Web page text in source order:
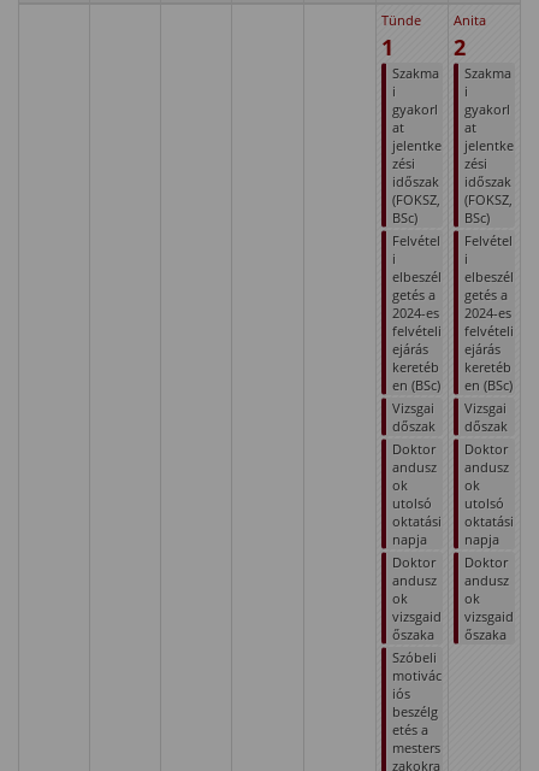
Tünde
1
Szakma
i
gyakorl
at
jelentke
zési
időszak
(FOKSZ,
BSc)
Felvétel
i
elbeszél
getés a
2024-es
felvételi
ejárás
keretéb
en (BSc)
Vizsgai
dőszak
Doktor
andusz
ok
utolsó
oktatási
napja
Doktor
andusz
ok
vizsgaid
őszaka
Szóbeli
motivác
iós
beszélg
etés a
mesters
zakokra
Anita
2
Szakma
i
gyakorl
at
jelentke
zési
időszak
(FOKSZ,
BSc)
Felvétel
i
elbeszél
getés a
2024-es
felvételi
ejárás
keretéb
en (BSc)
Vizsgai
dőszak
Doktor
andusz
ok
utolsó
oktatási
napja
Doktor
andusz
ok
vizsgaid
őszaka